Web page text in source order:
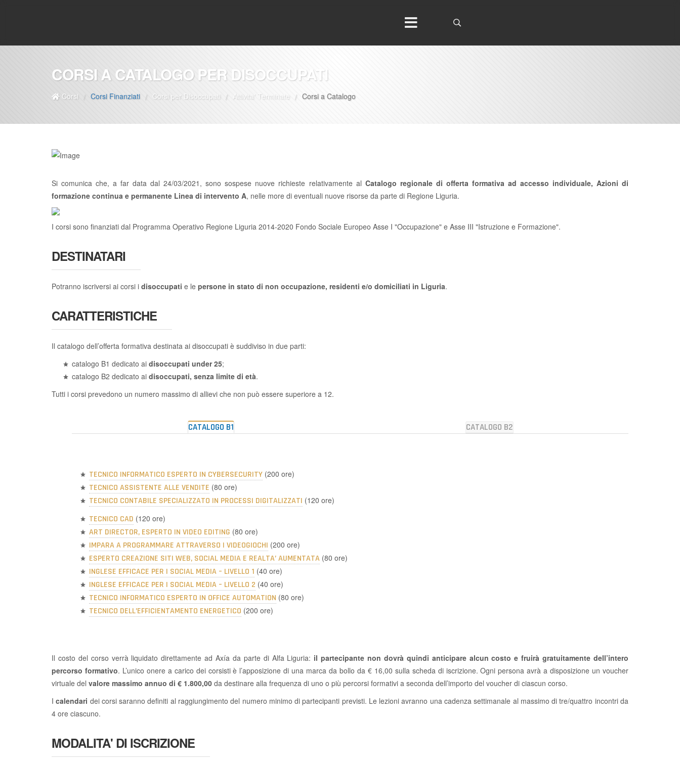
CORSI A CATALOGO PER DISOCCUPATI
Corsi Corsi Finanziati / Corsi per Disoccupati / Attivita' Terminate / Corsi a Catalogo
Si comunica che, a far data dal 24/03/2021, sono sospese nuove richieste relativamente al Catalogo regionale di offerta formativa ad accesso individuale, Azioni di
formazione continua e permanente Linea di intervento A, nelle more di eventuali nuove risorse da parte di Regione Liguria.
I corsi sono finanziati dal Programma Operativo Regione Liguria 2014-2020 Fondo Sociale Europeo Asse I "Occupazione" e Asse III "Istruzione e Formazione".
DESTINATARI
Potranno iscriversi ai corsi i disoccupati e le persone in stato di non occupazione, residenti e/o domiciliati in Liguria.
CARATTERISTICHE
Il catalogo dell’offerta formativa destinata ai disoccupati è suddiviso in due parti:
catalogo B1 dedicato ai disoccupati under 25;
catalogo B2 dedicato ai disoccupati, senza limite di età.
Tutti i corsi prevedono un numero massimo di allievi che non può essere superiore a 12.
CATALOGO B1 CATALOGO B2
TECNICO INFORMATICO ESPERTO IN CYBERSECURITY (200 ore)
TECNICO ASSISTENTE ALLE VENDITE (80 ore)
TECNICO CONTABILE SPECIALIZZATO IN PROCESSI DIGITALIZZATI (120 ore)
TECNICO CAD (120 ore)
ART DIRECTOR, ESPERTO IN VIDEO EDITING (80 ore)
IMPARA A PROGRAMMARE ATTRAVERSO I VIDEOGIOCHI (200 ore)
ESPERTO CREAZIONE SITI WEB, SOCIAL MEDIA E REALTA’ AUMENTATA (80 ore)
INGLESE EFFICACE PER I SOCIAL MEDIA – LIVELLO 1 (40 ore)
INGLESE EFFICACE PER I SOCIAL MEDIA – LIVELLO 2 (40 ore)
TECNICO INFORMATICO ESPERTO IN OFFICE AUTOMATION (80 ore)
TECNICO DELL’EFFICIENTAMENTO ENERGETICO (200 ore)
Il costo del corso verrà liquidato direttamente ad Axía da parte di Alfa Liguria: il partecipante non dovrà quindi anticipare alcun costo e fruirà gratuitamente dell’intero
percorso formativo. L’unico onere a carico dei corsisti è l’apposizione di una marca da bollo da € 16,00 sulla scheda di iscrizione. Ogni persona avrà a disposizione un voucher
virtuale del valore massimo annuo di € 1.800,00 da destinare alla frequenza di uno o più percorsi formativi a seconda dell’importo del voucher di ciascun corso.
Icalendari dei corsi saranno definiti al raggiungimento del numero minimo di partecipanti previsti. Le lezioni avranno una cadenza settimanale al massimo di tre/quattro incontri da
4 ore ciascuno.
MODALITA' DI ISCRIZIONE